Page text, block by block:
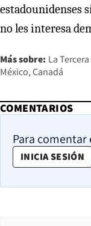
estadounidenses
no les interesa
Más sobre: La Tercera
México Canadá
COMENTARIOS
Para comentar
INICIA SESIÓN